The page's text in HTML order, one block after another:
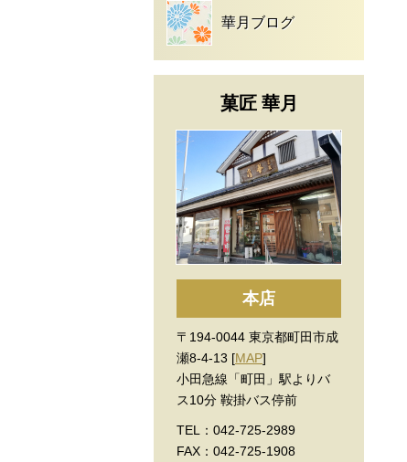
華月ブログ
菓匠 華月
本店
〒194-0044 東京都町田市成
瀬8-4-13 [MAP]
小田急線「町田」駅よりバ
ス10分 鞍掛バス停前
TEL：042-725-2989
FAX：042-725-1908